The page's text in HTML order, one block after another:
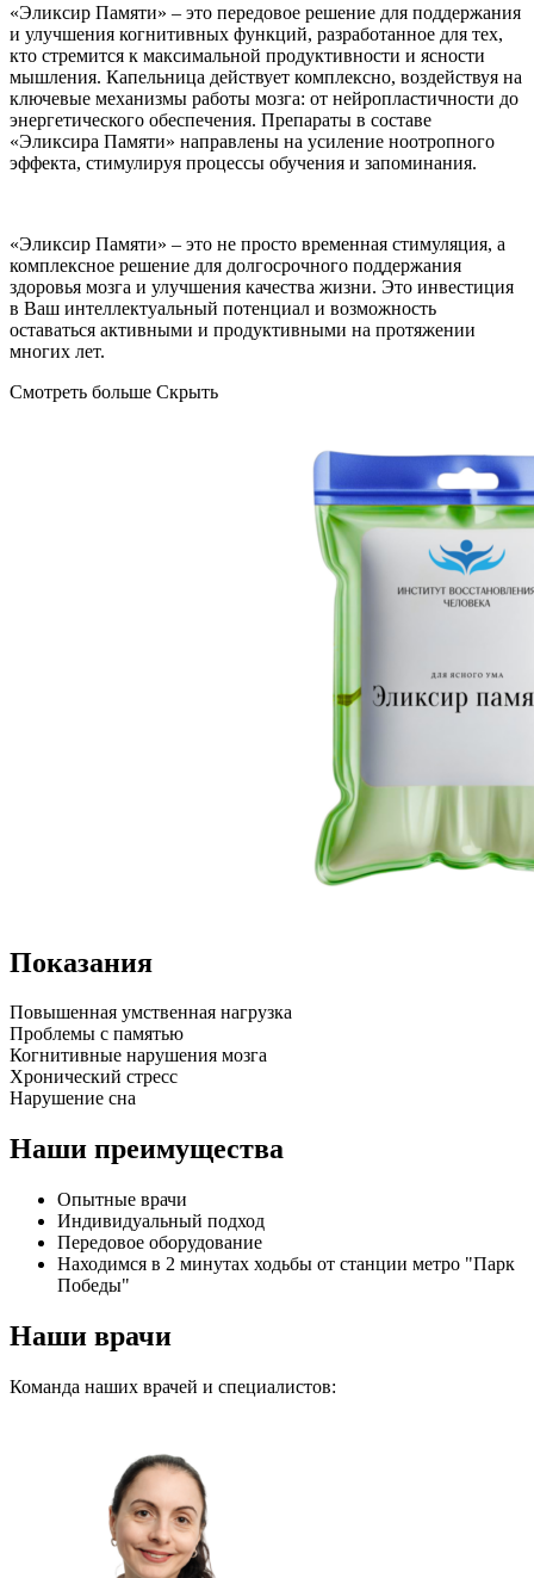
«Эликсир Памяти» – это передовое решение для поддержания
и улучшения когнитивных функций, разработанное для тех,
кто стремится к максимальной продуктивности и ясности
мышления. Капельница действует комплексно, воздействуя на
ключевые механизмы работы мозга: от нейропластичности до
энергетического обеспечения. Препараты в составе
«Эликсира Памяти» направлены на усиление ноотропного
эффекта, стимулируя процессы обучения и запоминания.
«Эликсир Памяти» – это не просто временная стимуляция, а
комплексное решение для долгосрочного поддержания
здоровья мозга и улучшения качества жизни. Это инвестиция
в Ваш интеллектуальный потенциал и возможность
оставаться активными и продуктивными на протяжении
многих лет.
Смотреть больше Скрыть
Показания
Повышенная умственная нагрузка
Проблемы с памятью
Когнитивные нарушения мозга
Хронический стресс
Нарушение сна
Наши преимущества
Опытные врачи
Индивидуальный подход
Передовое оборудование
Находимся в 2 минутах ходьбы от станции метро "Парк
Победы"
Наши врачи
Команда наших врачей и специалистов: